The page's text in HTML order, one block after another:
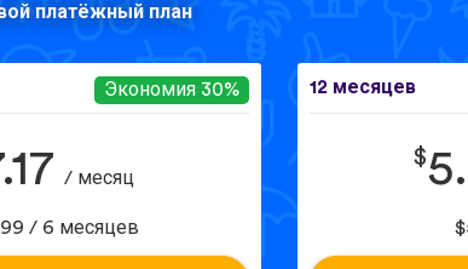
платёжный план
Экономия 30%
/ месяц
/ 6 месяцев
12 месяцев
$